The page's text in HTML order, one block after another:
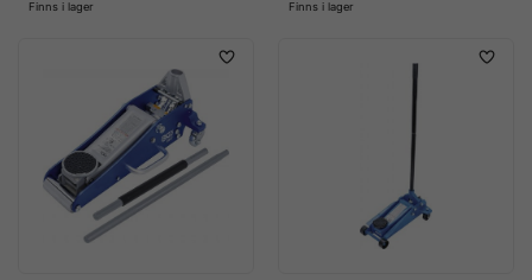
Finns i lager Finns i lager